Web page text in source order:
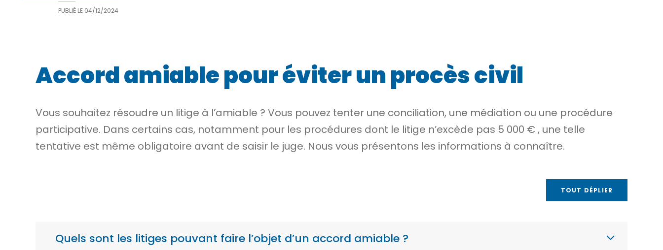
PUBLIÉ LE 04/12/2024
Accord amiable pour éviter un procès civil
Vous souhaitez résoudre un litige à l’amiable ? Vous pouvez tenter une conciliation, une médiation ou une procédure
participative. Dans certains cas, notamment pour les procédures dont le litige n’excède pas 5 000 € , une telle
tentative est même obligatoire avant de saisir le juge. Nous vous présentons les informations à connaître.
TOUT DÉPLIER
Quels sont les litiges pouvant faire l’objet d’un accord amiable ?